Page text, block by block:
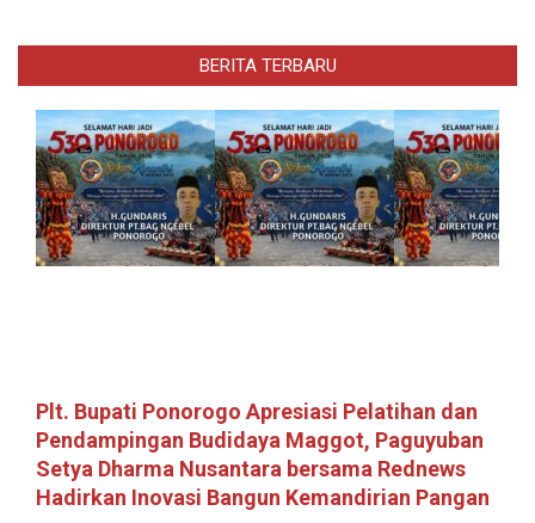
BERITA TERBARU
Plt. Bupati Ponorogo Apresiasi Pelatihan dan
Pendampingan Budidaya Maggot, Paguyuban
Setya Dharma Nusantara bersama Rednews
Hadirkan Inovasi Bangun Kemandirian Pangan